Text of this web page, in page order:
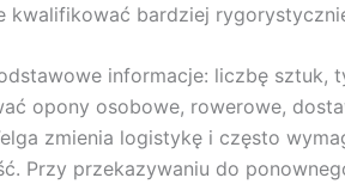
kwalifikować bardziej
informacje: liczbę sztuk,
opony osobowe, rowerowe,
zmienia logistykę i często
Przy przekazywaniu do